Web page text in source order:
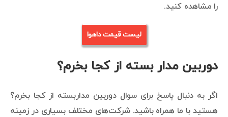
را مشاهده کنید.
لیست قیمت داهوا
دوربین مدار بسته از کجا بخرم؟
اگر به دنبال پاسخ برای سوال دوربین مداربسته از کجا بخرم؟
هستید با ما همراه باشید. شرکت‌های مختلف بسیاری در زمینه